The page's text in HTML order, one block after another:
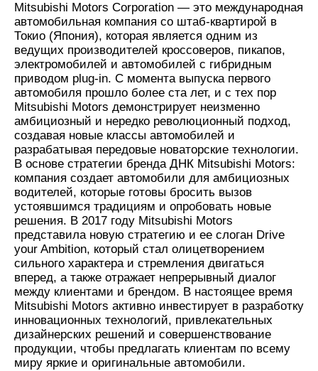
Mitsubishi Motors Corporation — это международная
автомобильная компания со штаб-квартирой в
Токио (Япония), которая является одним из
ведущих производителей кроссоверов, пикапов,
электромобилей и автомобилей с гибридным
приводом plug-in. С момента выпуска первого
автомобиля прошло более ста лет, и с тех пор
Mitsubishi Motors демонстрирует неизменно
амбициозный и нередко революционный подход,
создавая новые классы автомобилей и
разрабатывая передовые новаторские технологии.
В основе стратегии бренда ДНК Mitsubishi Motors:
компания создает автомобили для амбициозных
водителей, которые готовы бросить вызов
устоявшимся традициям и опробовать новые
решения. В 2017 году Mitsubishi Motors
представила новую стратегию и ее слоган Drive
your Ambition, который стал олицетворением
сильного характера и стремления двигаться
вперед, а также отражает непрерывный диалог
между клиентами и брендом. В настоящее время
Mitsubishi Motors активно инвестирует в разработку
инновационных технологий, привлекательных
дизайнерских решений и совершенствование
продукции, чтобы предлагать клиентам по всему
миру яркие и оригинальные автомобили.